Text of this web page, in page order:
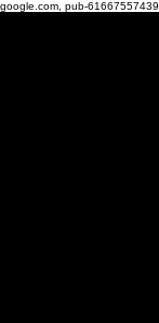
google.com, pub-